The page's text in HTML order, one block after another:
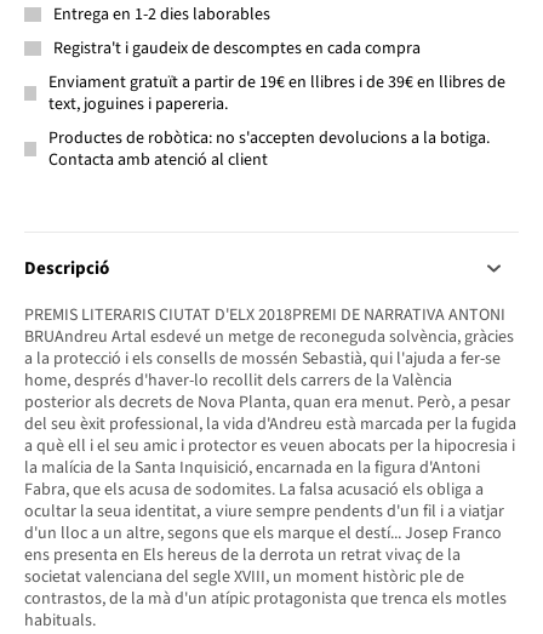
Entrega en 1-2 dies laborables
Registra't i gaudeix de descomptes en cada compra
Enviament gratuït a partir de 19€ en llibres i de 39€ en llibres de
text, joguines i papereria.
Productes de robòtica: no s'accepten devolucions a la botiga.
Contacta amb atenció al client
Descripció
PREMIS LITERARIS CIUTAT D'ELX 2018PREMI DE NARRATIVA ANTONI
BRUAndreu Artal esdevé un metge de reconeguda solvència, gràcies
a la protecció i els consells de mossén Sebastià, qui l'ajuda a fer-se
home, després d'haver-lo recollit dels carrers de la València
posterior als decrets de Nova Planta, quan era menut. Però, a pesar
del seu èxit professional, la vida d'Andreu està marcada per la fugida
a què ell i el seu amic i protector es veuen abocats per la hipocresia i
la malícia de la Santa Inquisició, encarnada en la figura d'Antoni
Fabra, que els acusa de sodomites. La falsa acusació els obliga a
ocultar la seua identitat, a viure sempre pendents d'un fil i a viatjar
d'un lloc a un altre, segons que els marque el destí... Josep Franco
ens presenta en Els hereus de la derrota un retrat vivaç de la
societat valenciana del segle XVIII, un moment històric ple de
contrastos, de la mà d'un atípic protagonista que trenca els motles
habituals.